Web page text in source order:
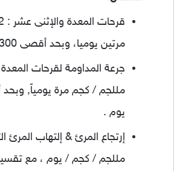
مرتين يوميا، وبحد أقصى 300 مللجم / يوم .
يوم .
مللجم / كجم / يوم ، مع تقسيم